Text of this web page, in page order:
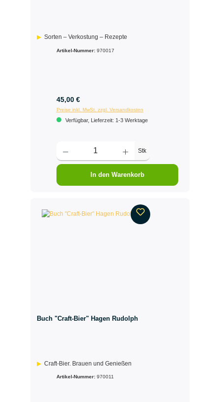
Sorten – Verkostung – Rezepte
Artikel-Nummer: 970017
45,00 €
Preise inkl. MwSt. zzgl. Versandkosten
Verfügbar, Lieferzeit: 1-3 Werktage
Stk
In den Warenkorb
Buch "Craft-Bier" Hagen Rudolph
Craft-Bier. Brauen und Genießen
Artikel-Nummer: 970011